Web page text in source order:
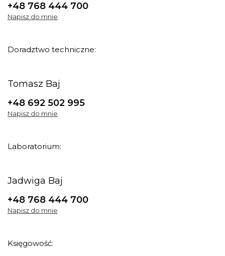
+48 768 444 700
Napisz do mnie
Doradztwo techniczne:
Tomasz Baj
+48 692 502 995
Napisz do mnie
Laboratorium:
Jadwiga Baj
+48 768 444 700
Napisz do mnie
Księgowość: